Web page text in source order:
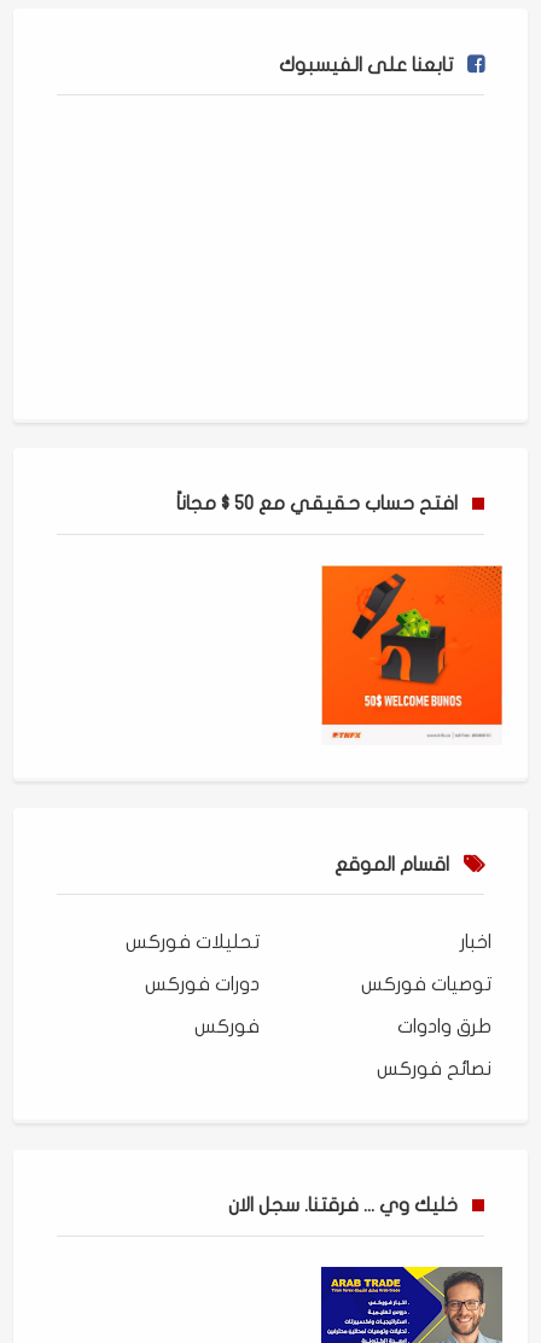
تابعنا على الفيسبوك
افتح حساب حقيقي مع 50 $ مجاناً
اقسام الموقع
اخبار تحليلات فوركس
توصيات فوركس دورات فوركس
طرق وادوات فوركس
نصائح فوركس
خليك وي ... فرقتنا. سجل الان